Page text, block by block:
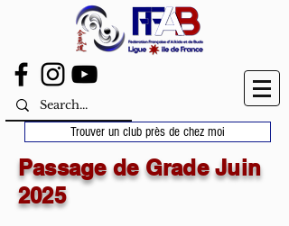
Trouver un club près de chez moi
Passage de Grade Juin
2025